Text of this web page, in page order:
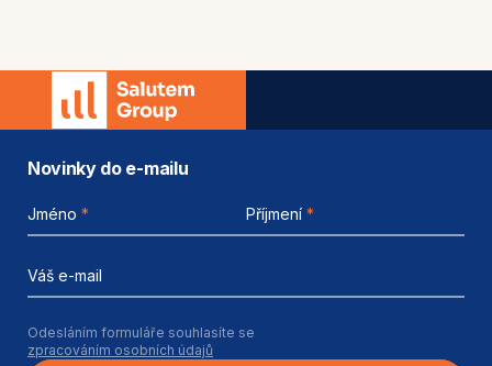
Novinky do e-mailu
Jméno * Příjmení *
Váš e-mail
Odesláním formuláře souhlasíte se
zpracováním osobních údajů